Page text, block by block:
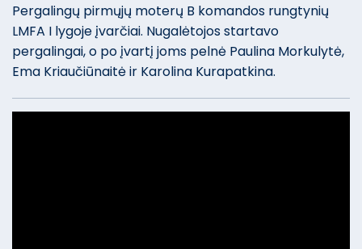
Pergalingų pirmųjų moterų B komandos rungtynių
LMFA I lygoje įvarčiai. Nugalėtojos startavo
pergalingai, o po įvartį joms pelnė Paulina Morkulytė,
Ema Kriaučiūnaitė ir Karolina Kurapatkina.